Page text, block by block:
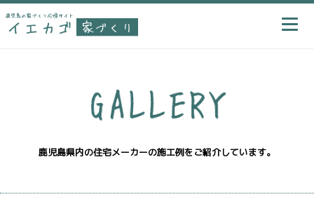
鹿児島県内の住宅メーカーの施工例をご紹介しています。